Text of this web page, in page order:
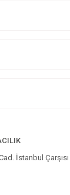
İstanbul